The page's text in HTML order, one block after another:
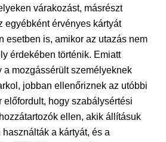
várakozást, másrészt
egyébként érvényes kártyát
esetben is, amikor az utazás nem
érdekében történik. Emiatt
a mozgássérült személyeknek
jobban ellenőriznek az utóbbi
előfordult, hogy szabálysértési
ellen, akik állításuk
a kártyát, és a